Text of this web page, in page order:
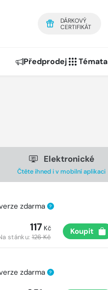
DÁRKOVÝ
CERTIFIKÁT
Předprodej Témata
Elektronické
Čtěte ihned i v mobilní aplikaci
zdarma ?
117 Kč
stánku:126 Kč
Koupit
zdarma ?